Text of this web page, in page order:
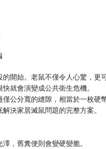
開始。老鼠不僅令人心驚，更
就會演變成公共衛生危機。
公分寬的縫隙，相當於一枚硬
決家居滅鼠問題的完整方案。
，舊糞便則會變硬變脆。